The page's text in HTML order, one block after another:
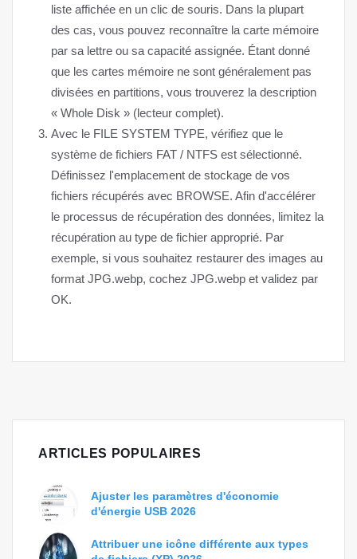
liste affichée en un clic de souris. Dans la plupart
des cas, vous pouvez reconnaître la carte mémoire
par sa lettre ou sa capacité assignée. Étant donné
que les cartes mémoire ne sont généralement pas
divisées en partitions, vous trouverez la description
« Whole Disk » (lecteur complet).
Avec le FILE SYSTEM TYPE, vérifiez que le
système de fichiers FAT / NTFS est sélectionné.
Définissez l'emplacement de stockage de vos
fichiers récupérés avec BROWSE. Afin d'accélérer
le processus de récupération des données, limitez la
récupération au type de fichier approprié. Par
exemple, si vous souhaitez restaurer des images au
format JPG.webp, cochez JPG.webp et validez par
OK.
ARTICLES POPULAIRES
Ajuster les paramètres d'économie
d'énergie USB 2026
Attribuer une icône différente aux types